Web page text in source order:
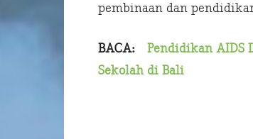
pembinaan dan
BACA: Pendidikan AIDS
Sekolah di Bali